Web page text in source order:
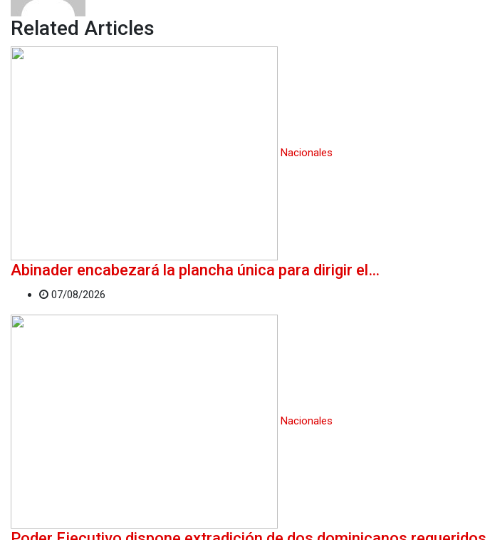
Related Articles
Nacionales
Abinader encabezará la plancha única para dirigir el…
07/08/2026
Nacionales